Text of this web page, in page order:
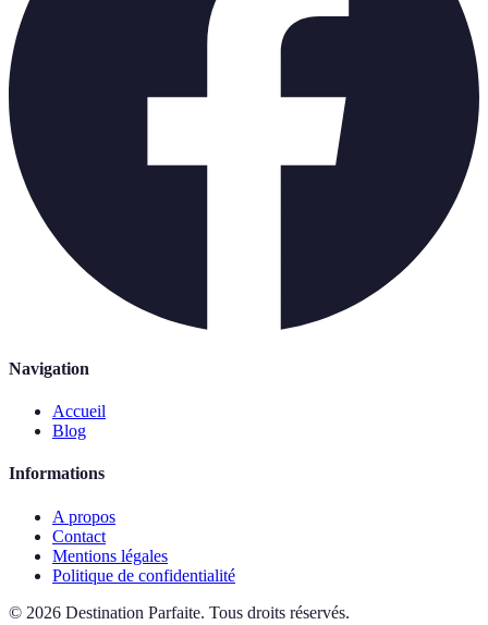
Navigation
Accueil
Blog
Informations
A propos
Contact
Mentions légales
Politique de confidentialité
© 2026 Destination Parfaite. Tous droits réservés.